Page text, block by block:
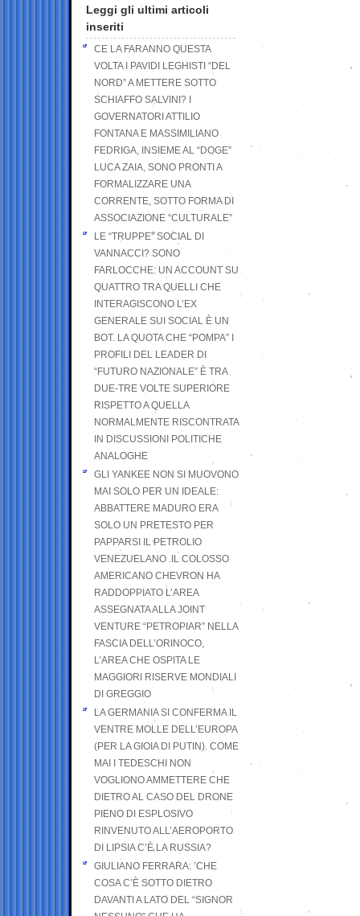
Leggi gli ultimi articoli
inseriti
CE LA FARANNO QUESTA
VOLTA I PAVIDI LEGHISTI “DEL
NORD” A METTERE SOTTO
SCHIAFFO SALVINI? I
GOVERNATORI ATTILIO
FONTANA E MASSIMILIANO
FEDRIGA, INSIEME AL “DOGE”
LUCA ZAIA, SONO PRONTI A
FORMALIZZARE UNA
CORRENTE, SOTTO FORMA DI
ASSOCIAZIONE “CULTURALE”
LE “TRUPPE” SOCIAL DI
VANNACCI? SONO
FARLOCCHE: UN ACCOUNT SU
QUATTRO TRA QUELLI CHE
INTERAGISCONO L’EX
GENERALE SUI SOCIAL È UN
BOT. LA QUOTA CHE “POMPA” I
PROFILI DEL LEADER DI
“FUTURO NAZIONALE” È TRA
DUE-TRE VOLTE SUPERIORE
RISPETTO A QUELLA
NORMALMENTE RISCONTRATA
IN DISCUSSIONI POLITICHE
ANALOGHE
GLI YANKEE NON SI MUOVONO
MAI SOLO PER UN IDEALE:
ABBATTERE MADURO ERA
SOLO UN PRETESTO PER
PAPPARSI IL PETROLIO
VENEZUELANO .IL COLOSSO
AMERICANO CHEVRON HA
RADDOPPIATO L’AREA
ASSEGNATA ALLA JOINT
VENTURE “PETROPIAR” NELLA
FASCIA DELL’ORINOCO,
L’AREA CHE OSPITA LE
MAGGIORI RISERVE MONDIALI
DI GREGGIO
LA GERMANIA SI CONFERMA IL
VENTRE MOLLE DELL’EUROPA
(PER LA GIOIA DI PUTIN). COME
MAI I TEDESCHI NON
VOGLIONO AMMETTERE CHE
DIETRO AL CASO DEL DRONE
PIENO DI ESPLOSIVO
RINVENUTO ALL’AEROPORTO
DI LIPSIA C’È LA RUSSIA?
GIULIANO FERRARA: ’CHE
COSA C’È SOTTO DIETRO
DAVANTI A LATO DEL “SIGNOR